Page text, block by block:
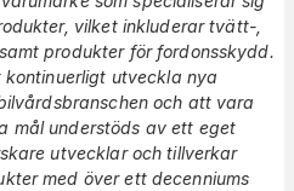
vilket inkluderar tvätt-,
produkter för fordonsskydd.
utveckla nya
och att vara
mål understöds av ett eget
utvecklar och tillverkar
med över ett decenniums